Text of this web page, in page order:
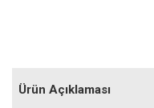
Ürün Açıklaması